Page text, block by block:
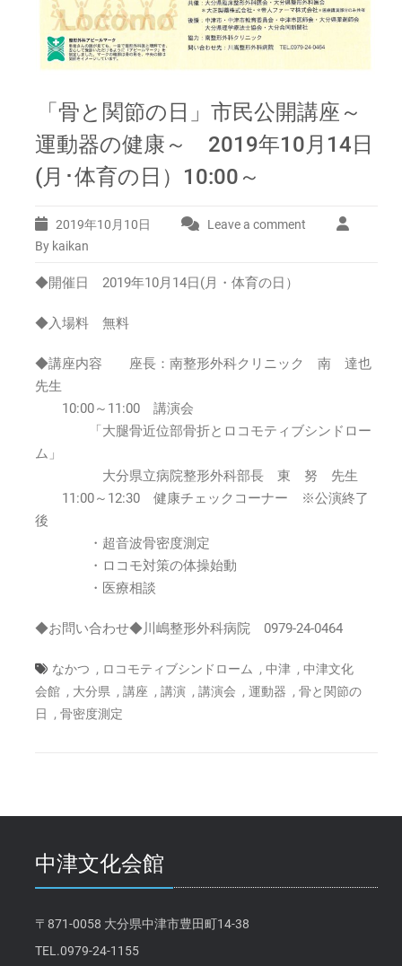
「骨と関節の日」市民公開講座～
運動器の健康～ 2019年10月14日
(月･体育の日）10:00～
2019年10月10日
Leave a comment
By kaikan
◆開催日 2019年10月14日(月・体育の日）
◆入場料 無料
◆講座内容 座長：南整形外科クリニック 南 達也
先生
10:00～11:00 講演会
「大腿骨近位部骨折とロコモティブシンドロー
ム」
大分県立病院整形外科部長 東 努 先生
11:00～12:30 健康チェックコーナー ※公演終了
後
・超音波骨密度測定
・ロコモ対策の体操始動
・医療相談
◆お問い合わせ◆川嶋整形外科病院 0979-24-0464
なかつ , ロコモティブシンドローム , 中津 , 中津文化
会館 , 大分県 , 講座 , 講演 , 講演会 , 運動器 , 骨と関節の
日
, 骨密度測定
中津文化会館
〒871-0058 大分県中津市豊田町14-38
TEL.0979-24-1155